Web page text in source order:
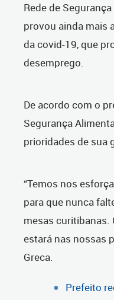
Rede de
provou ainda mais
da covid-19, que
desemprego.
De acordo com o
Segurança
prioridades de sua
“Temos nos
para que nunca
mesas curitibanas.
estará nas nossas
Greca.
Prefeito